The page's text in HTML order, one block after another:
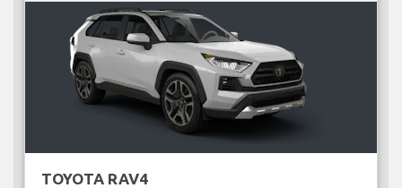
TOYOTA RAV4